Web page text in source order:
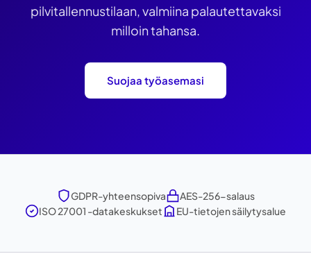
pilvitallennustilaan, valmiina palautettavaksi
milloin tahansa.
Suojaa työasemasi
GDPR-yhteensopiva
AES-256-salaus
ISO 27001 -datakeskukset
EU-tietojen säilytysalue